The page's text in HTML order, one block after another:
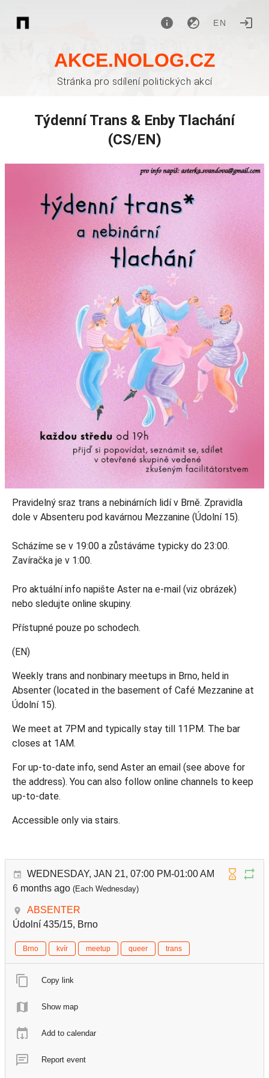
EN
AKCE.NOLOG.CZ
Stránka pro sdílení politických akcí
Týdenní Trans & Enby Tlachání
(CS/EN)
Pravidelný sraz trans a nebinárních lidí v Brně. Zpravidla
dole v Absenteru pod kavárnou Mezzanine (Údolní 15).
Scházíme se v 19:00 a zůstáváme typicky do 23:00.
Zavíračka je v 1:00.
Pro aktuální info napište Aster na e-mail (viz obrázek)
nebo sledujte online skupiny.
Přístupné pouze po schodech.
(EN)
Weekly trans and nonbinary meetups in Brno, held in
Absenter (located in the basement of Café Mezzanine at
Údolní 15).
We meet at 7PM and typically stay till 11PM. The bar
closes at 1AM.
For up-to-date info, send Aster an email (see above for
the address). You can also follow online channels to keep
up-to-date.
Accessible only via stairs.
WEDNESDAY, JAN 21, 07:00 PM-01:00 AM
6 months ago (Each Wednesday)
ABSENTER
Údolní 435/15, Brno
Brno kvír meetup queer trans
Copy link
Show map
Add to calendar
Report event